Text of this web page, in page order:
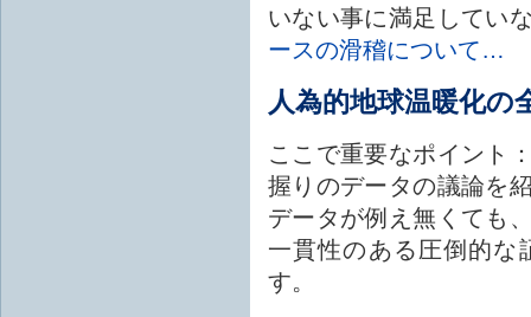
いない事に満足してい
ースの滑稽について…
人為的地球温暖化の
ここで重要なポイント
握りのデータの議論を
データが例え無くても
一貫性のある圧倒的な
す。